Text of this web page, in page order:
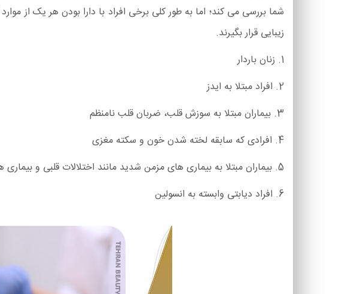
شما بررسی می کند؛ اما به طور کلی برخی افراد با دارا بودن هر یک از
زیبایی قرار بگیرند.
1. زنان باردار
2. افراد مبتلا به ایدز
3. بیماران مبتلا به سوزش قلب، ضربان قلب نامنظم
4. افرادی که سابقه لخته شدن خون و سکته مغزی
5. بیماران مبتلا به بیماری های مزمن شدید مانند اختلالات قلبی و بیماری های عروق کرونر قلب
6. افراد دیابتی وابسته به انسولین